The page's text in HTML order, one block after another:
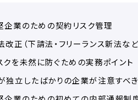
企業のための契約リスク管理
改正（下請法・フリーランス新法な
クを未然に防ぐための実務ポイント
独立したばかりの企業が注意すべ